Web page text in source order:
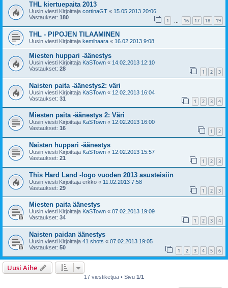
THL kiertuepaita 2013
Uusin viesti Kirjoittaja cortinaGT « 15.05.2013 20:06
Vastaukset: 180 1 16 17 18 19
THL - PIPOJEN TILAAMINEN
Uusin viesti Kirjoittaja kemihaara « 16.02.2013 9:08
Miesten huppari -äänestys
Uusin viesti Kirjoittaja KaSTown « 14.02.2013 12:10
Vastaukset: 28 1 2 3
Naisten paita -äänestys2: väri
Uusin viesti Kirjoittaja KaSTown « 12.02.2013 16:04
Vastaukset: 31 1 2 3 4
Miesten paita -äänestys 2: Väri
Uusin viesti Kirjoittaja KaSTown « 12.02.2013 16:00
Vastaukset: 16 1 2
Naisten huppari -äänestys
Uusin viesti Kirjoittaja KaSTown « 12.02.2013 15:57
Vastaukset: 21 1 2 3
This Hard Land -logo vuoden 2013 asusteisiin
Uusin viesti Kirjoittaja erkko « 11.02.2013 7:58
Vastaukset: 29 1 2 3
Miesten paita äänestys
Uusin viesti Kirjoittaja KaSTown « 07.02.2013 19:09
Vastaukset: 34 1 2 3 4
Naisten paidan äänestys
Uusin viesti Kirjoittaja 41 shots « 07.02.2013 19:05
Vastaukset: 50 1 2 3 4 5 6
Uusi Aihe
17 viestiketjua • Sivu 1/1